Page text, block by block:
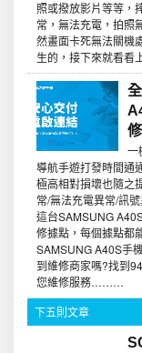
照或撥放影片等等，
常，無法充電，拍照
然畫面卡死無法關機
生的，接下來就看看
一
導航手遊打發時間通
極高相對損壞也隨之
常/無法充電異常/訊
這台SAMSUNG
修據點，每個據點都
SAMSUNG A40S手
到維修商家嗎?找到
您維修服務………
下五則文章